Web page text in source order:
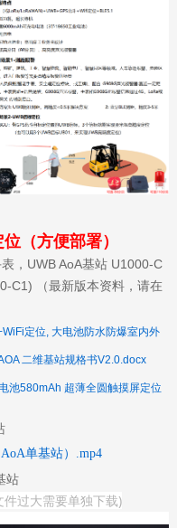
（方便部署）
，UWB AoA基站 U1000-C
C1)
（最新版本资料，请在
定位, 大电池防水防爆室内外
二维基站规格书V2.0.docx
池580mAh 超薄全圆触摸屏定位
站
单基站）.mp4
站
件过大需要单独下载)